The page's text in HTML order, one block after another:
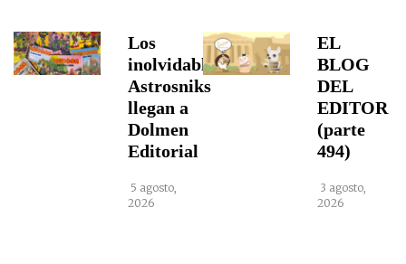
Los
inolvidables
Astrosniks
llegan a
Dolmen
Editorial
5 agosto,
2026
EL
BLOG
DEL
EDITOR
(parte
494)
3 agosto,
2026